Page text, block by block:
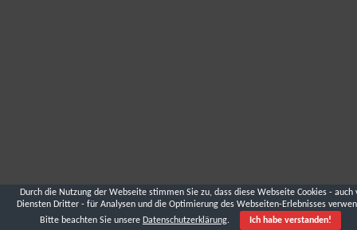
Durch die Nutzung der Webseite stimmen Sie zu, dass diese Webseite Cookies - auch
Diensten Dritter - für Analysen und die Optimierung des Webseiten-Erlebnisses
Bitte beachten Sie unsere Datenschutzerklärung. Ich habe verstanden!